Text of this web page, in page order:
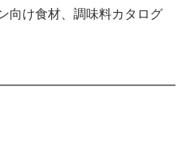
向け食材、調味料カタログ